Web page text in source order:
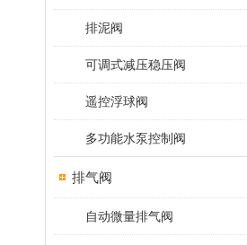
排泥阀
可调式减压稳压阀
遥控浮球阀
多功能水泵控制阀
排气阀
自动微量排气阀